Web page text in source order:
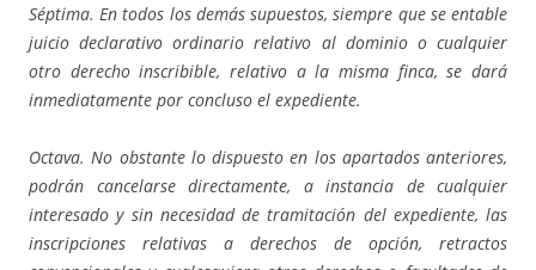
Séptima. En todos los demás supuestos, siempre que se entable
juicio declarativo ordinario relativo al dominio o cualquier
otro derecho inscribible, relativo a la misma finca, se dará
inmediatamente por concluso el expediente.
Octava. No obstante lo dispuesto en los apartados anteriores,
podrán cancelarse directamente, a instancia de cualquier
interesado y sin necesidad de tramitación del expediente, las
inscripciones relativas a derechos de opción, retractos